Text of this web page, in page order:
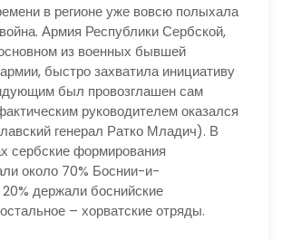
в регионе уже вовсю полыхала
Армия Республики Сербской,
из военных бывшей
быстро захватила инициативу
был провозглашен сам
руководителем оказался
генерал Ратко Младич). В
сербские формирования
около 70% Боснии-и-
20% держали боснийские
– хорватские отряды.